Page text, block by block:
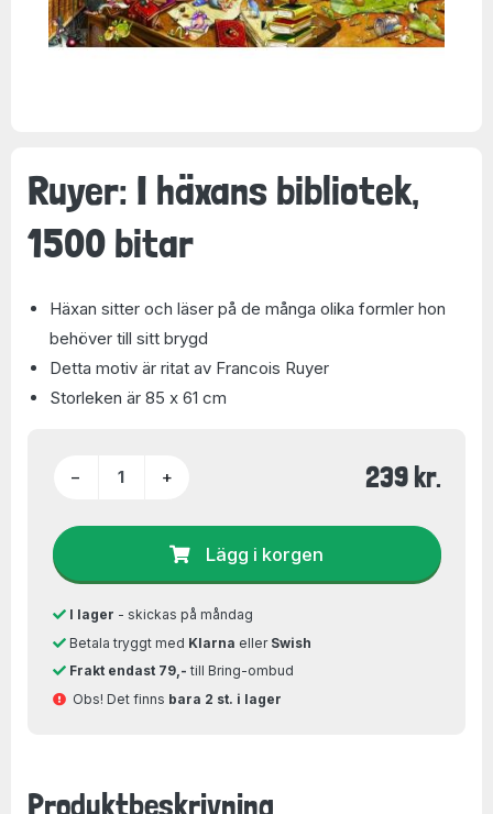
Ruyer: I häxans bibliotek,
1500 bitar
Häxan sitter och läser på de många olika formler hon
behöver till sitt brygd
Detta motiv är ritat av Francois Ruyer
Storleken är 85 x 61 cm
− + 239 kr.
Lägg i korgen
I lager - skickas på måndag
Betala tryggt med Klarna eller Swish
Frakt endast 79,- till Bring-ombud
Obs! Det finns bara 2 st. i lager
Produktbeskrivning